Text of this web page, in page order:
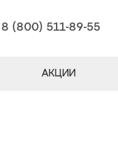
8 (800) 511-89-55
АКЦИИ